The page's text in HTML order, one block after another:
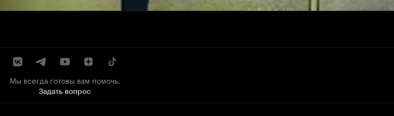
Мы всегда готовы вам помочь.
Задать вопрос